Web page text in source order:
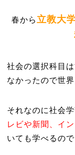
春から 立教大
社会の選択科目
なかったので世
それなのに社会
レビや新聞、イ
いても学べるの